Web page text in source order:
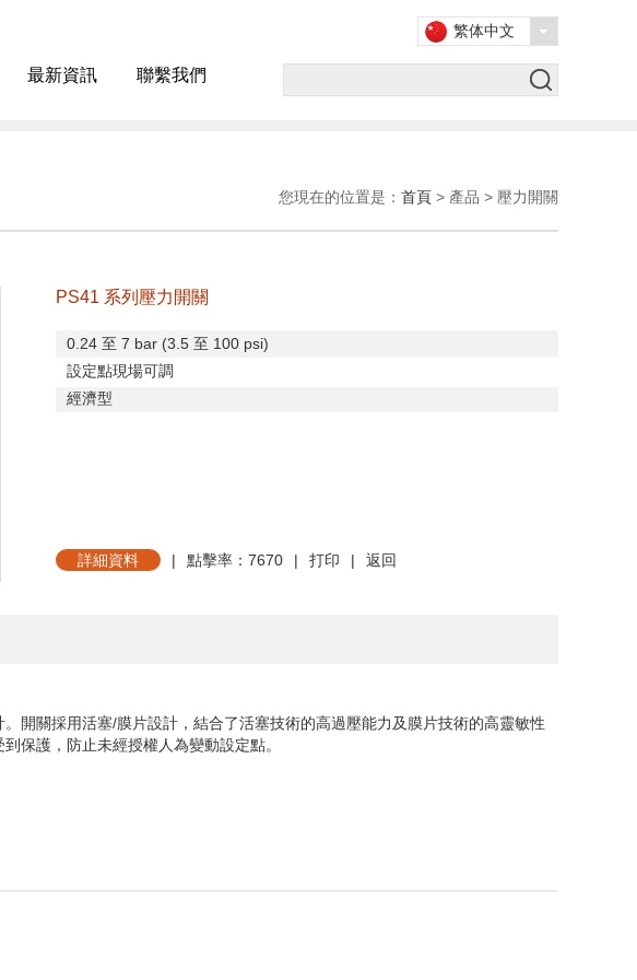
最新資訊 聯繫我們
繁体中文
您現在的位置是： 首頁 > 產品 > 壓力開關
PS41 系列壓力開關
0.24 至 7 bar (3.5 至 100 psi)
設定點現場可調
經濟型
詳細資料 | 點擊率：7670 | 打印 | 返回
。開關採用活塞/膜片設計，結合了活塞技術的高過壓能力及膜片技術的高靈敏性
保護，防止未經授權人為變動設定點。